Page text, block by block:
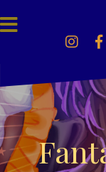
to
content